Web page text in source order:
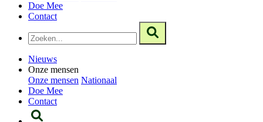
Doe Mee
Contact
Nieuws
Onze mensen
Onze mensen Nationaal
Doe Mee
Contact